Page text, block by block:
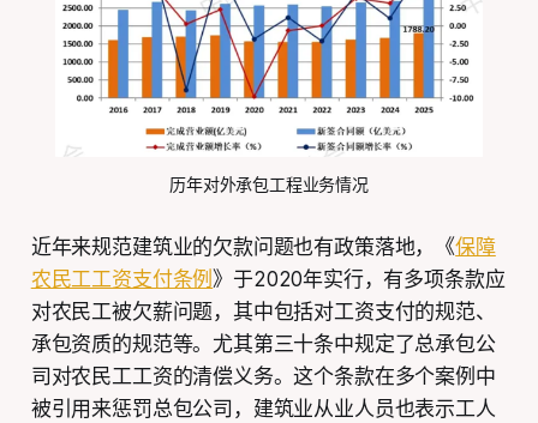
历年对外承包工程业务情况
近年来规范建筑业的欠款问题也有政策落地，《保障
农民工工资支付条例 》于2020年实行，有多项条款应
对农民工被欠薪问题，其中包括对工资支付的规范、
承包资质的规范等。尤其第三十条中规定了总承包公
司对农民工工资的清偿义务。这个条款在多个案例中
被引用来惩罚总包公司，建筑业从业人员也表示工人